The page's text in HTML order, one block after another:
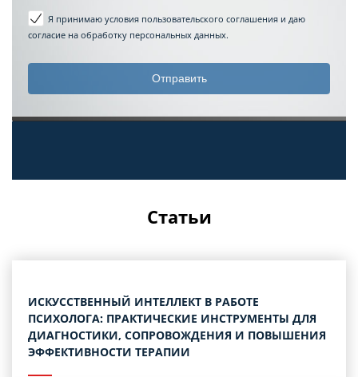
Я принимаю условия пользовательского соглашения и даю
согласие на обработку персональных данных.
Статьи
ИСКУССТВЕННЫЙ ИНТЕЛЛЕКТ В РАБОТЕ
ПСИХОЛОГА: ПРАКТИЧЕСКИЕ ИНСТРУМЕНТЫ ДЛЯ
ДИАГНОСТИКИ, СОПРОВОЖДЕНИЯ И ПОВЫШЕНИЯ
ЭФФЕКТИВНОСТИ ТЕРАПИИ